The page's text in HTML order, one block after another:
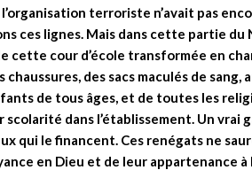
terroriste n’avait pas
ces lignes. Mais dans cette partie du
cette cour d’école transformée en
des sacs maculés de sang,
de tous âges, et de toutes les
dans l’établissement. Un vrai
qui le financent. Ces renégats ne
en Dieu et de leur appartenance à